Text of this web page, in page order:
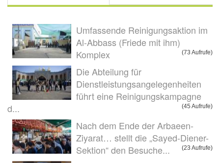
Umfassende Reinigungsaktion im
Al-Abbass (Friede mit ihm)
Komplex
(73 Aufrufe)
Die Abteilung für
Dienstleistungsangelegenheiten
führt eine Reinigungskampagne
d...
(45 Aufrufe)
Nach dem Ende der Arbaeen-
Ziyarat… stellt die „Sayed-Diener-
Sektion“ den Besuche...
(23 Aufrufe)